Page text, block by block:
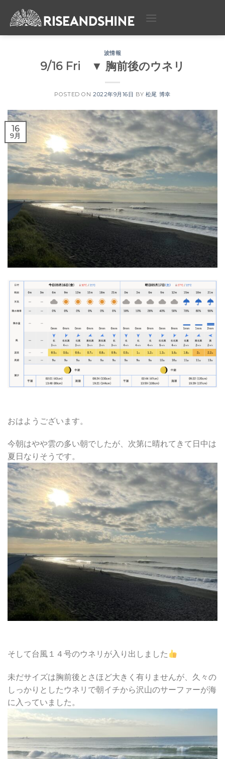
波情報
9/16 Fri ▼ 胸前後のウネリ
POSTED ON 2022年9月16日 BY 松尾 博幸
16
9月
おはようございます。
今朝はやや雲の多い朝でしたが、次第に晴れてきて日中は
夏日なりそうです。
そして台風１４号のウネリが入り出しました
未だサイズは胸前後とさほど大きく有りませんが、久々の
しっかりとしたウネリで朝イチから沢山のサーファーが海
に入っていました。